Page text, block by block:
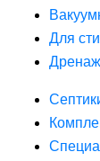
Для